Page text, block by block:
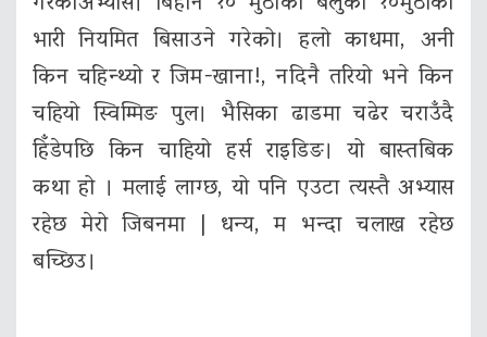
भारी नियमित बिसाउने गरेको। हलो काधमा, अनी
किन चहिन्थ्यो र जिम-खाना!, नदिनै तरियो भने किन
चहियो स्विम्मिङ पुल। भैसिका ढाडमा चढेर चराउँदै
हिँडेपछि किन चाहियो हर्स राइडिङ। यो बास्तबिक
कथा हो । मलाई लाग्छ, यो पनि एउटा त्यस्तै अभ्यास
रहेछ मेरो जिबनमा | धन्य, म भन्दा चलाख रहेछ
बच्छिउ।